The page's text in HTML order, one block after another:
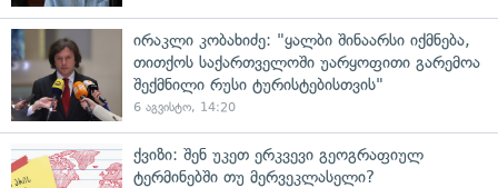
ირაკლი კობახიძე: "ყალბი შინაარსი იქმნება,
თითქოს საქართველოში უარყოფითი გარემოა
შექმნილი რუსი ტურისტებისთვის"
6 აგვისტო, 14:20
ქვიზი: შენ უკეთ ერკვევი გეოგრაფიულ
ტერმინებში თუ მერვეკლასელი?